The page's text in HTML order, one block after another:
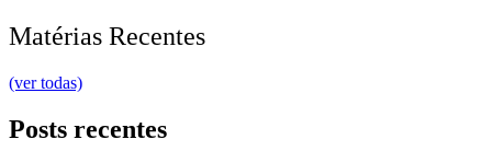
Matérias Recentes
(ver todas)
Posts recentes